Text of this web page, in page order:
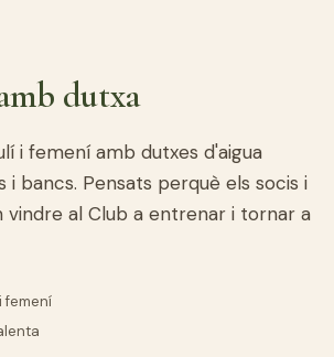
dutxa
i femení amb dutxes d'aigua
i bancs. Pensats perquè els socis i
vindre al Club a entrenar i tornar a
femení